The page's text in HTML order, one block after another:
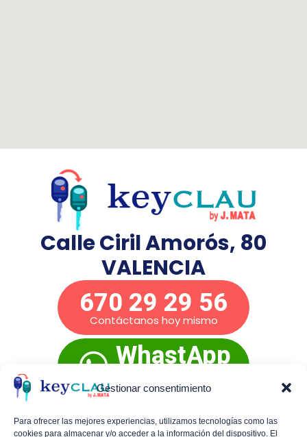
Gestionar consentimiento
Para ofrecer las mejores experiencias, utilizamos tecnologías como las
cookies para almacenar y/o acceder a la información del dispositivo. El
Calle Ciril Amorós, 80
VALENCIA
670 29 29 56
Contáctanos hoy mismo
WhastApp
inmediato